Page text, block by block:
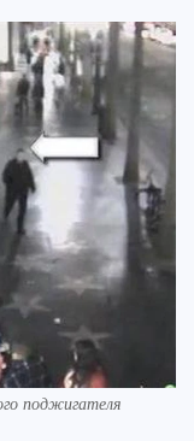
поджигателя